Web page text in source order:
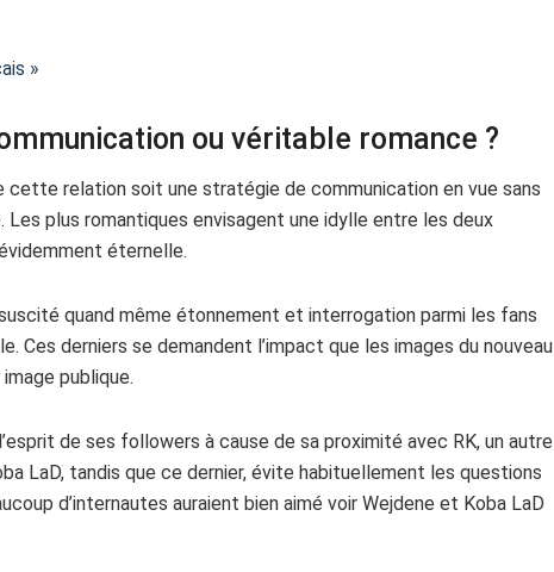
»
ou véritable romance ?
cette relation soit une stratégie de communication en vue sans
plus romantiques envisagent une idylle entre les deux
éternelle.
quand même étonnement et interrogation parmi les fans
Ces derniers se demandent l’impact que les images du nouveau
publique.
de ses followers à cause de sa proximité avec RK, un autre
LaD, tandis que ce dernier, évite habituellement les questions
d’internautes auraient bien aimé voir Wejdene et Koba LaD